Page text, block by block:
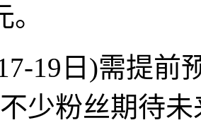
19日)需提前
少粉丝期待